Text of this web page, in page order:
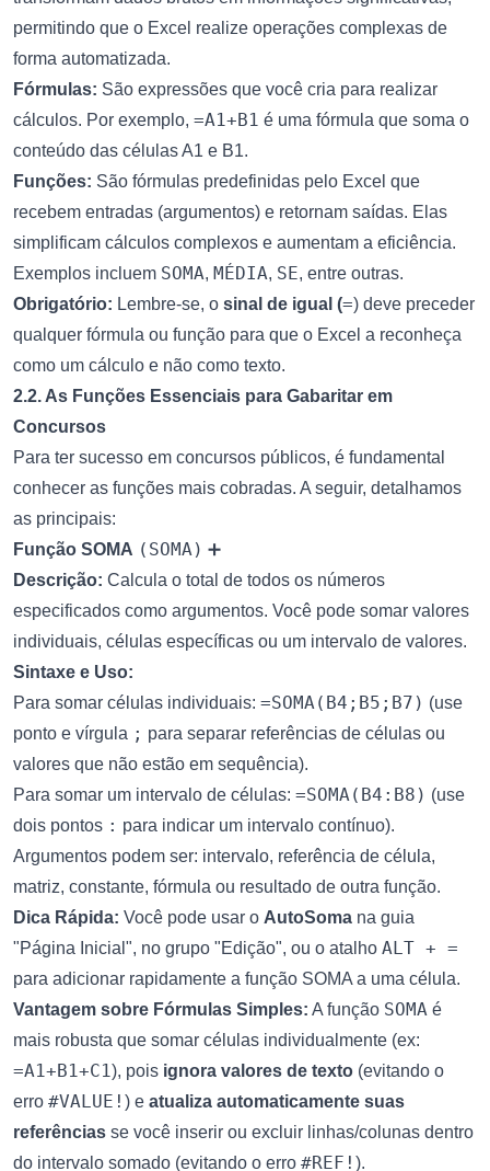
permitindo que o Excel realize operações complexas de
forma automatizada.
Fórmulas: São expressões que você cria para realizar
cálculos. Por exemplo, =A1+B1 é uma fórmula que soma o
conteúdo das células A1 e B1.
Funções: São fórmulas predefinidas pelo Excel que
recebem entradas (argumentos) e retornam saídas. Elas
simplificam cálculos complexos e aumentam a eficiência.
Exemplos incluem SOMA, MÉDIA, SE, entre outras.
Obrigatório: Lembre-se, o sinal de igual (=) deve preceder
qualquer fórmula ou função para que o Excel a reconheça
como um cálculo e não como texto.
2.2. As Funções Essenciais para Gabaritar em
Concursos
Para ter sucesso em concursos públicos, é fundamental
conhecer as funções mais cobradas. A seguir, detalhamos
as principais:
Função SOMA (SOMA) ➕
Descrição: Calcula o total de todos os números
especificados como argumentos. Você pode somar valores
individuais, células específicas ou um intervalo de valores.
Sintaxe e Uso:
Para somar células individuais: =SOMA(B4;B5;B7) (use
ponto e vírgula ; para separar referências de células ou
valores que não estão em sequência).
Para somar um intervalo de células: =SOMA(B4:B8) (use
dois pontos : para indicar um intervalo contínuo).
Argumentos podem ser: intervalo, referência de célula,
matriz, constante, fórmula ou resultado de outra função.
Dica Rápida: Você pode usar o AutoSoma na guia
"Página Inicial", no grupo "Edição", ou o atalho ALT + =
para adicionar rapidamente a função SOMA a uma célula.
Vantagem sobre Fórmulas Simples: A função SOMA é
mais robusta que somar células individualmente (ex:
=A1+B1+C1), pois ignora valores de texto (evitando o
erro #VALUE! ) e atualiza automaticamente suas
referências se você inserir ou excluir linhas/colunas dentro
do intervalo somado (evitando o erro #REF! ).